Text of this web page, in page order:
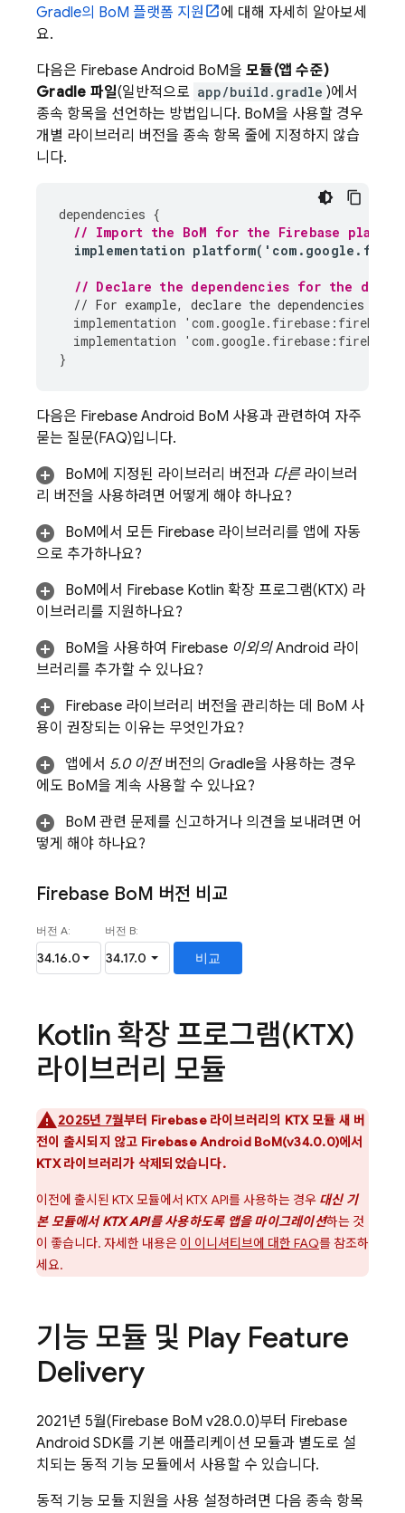
Gradle의 BoM 플랫폼 지원
에 대해 자세히 알아보세
요.
다음은 Firebase Android BoM을 모듈(앱 수준)
Gradle 파일(일반적으로 app/build.gradle )에서
종속 항목을 선언하는 방법입니다. BoM을 사용할 경우
개별 라이브러리 버전을 종속 항목 줄에 지정하지 않습
니다.
dependencies {
// Import the BoM for the Firebase
implementation platform( ' com . google .
// Declare the dependencies for the
// For example, declare the dependencies for
implementation
' com .google. firebase : firebase
implementation
' com .google. firebase : firebase
}
다음은 Firebase Android BoM 사용과 관련하여 자주
묻는 질문(FAQ)입니다.
BoM에 지정된 라이브러리 버전과 다른 라이브러
리 버전을 사용하려면 어떻게 해야 하나요?
BoM에서 모든 Firebase 라이브러리를 앱에 자동
으로 추가하나요?
BoM에서 Firebase Kotlin 확장 프로그램(KTX) 라
이브러리를 지원하나요?
BoM을 사용하여 Firebase 이외의Android 라이
브러리를 추가할 수 있나요?
Firebase 라이브러리 버전을 관리하는 데 BoM 사
용이 권장되는 이유는 무엇인가요?
앱에서 5.0 이전버전의 Gradle을 사용하는 경우
에도 BoM을 계속 사용할 수 있나요?
BoM 관련 문제를 신고하거나 의견을 보내려면 어
떻게 해야 하나요?
Firebase BoM 버전 비교
Kotlin 확장 프로그램(KTX)
라이브러리 모듈
2025년 7월부터 Firebase 라이브러리의 KTX 모듈 새 버
전이 출시되지 않고 Firebase Android BoM(v34.0.0)에서
KTX 라이브러리가 삭제되었습니다.
이전에 출시된 KTX 모듈에서 KTX API를 사용하는 경우 대신 기
본 모듈에서 KTX API를 사용하도록 앱을 마이그레이션하는 것
이 좋습니다. 자세한 내용은 이 이니셔티브에 대한 FAQ를 참조하
세요.
기능 모듈 및 Play Feature
Delivery
2021년 5월(Firebase BoM v28.0.0)부터 Firebase
Android SDK를 기본 애플리케이션 모듈과 별도로 설
치되는 동적 기능 모듈에서 사용할 수 있습니다.
동적 기능 모듈 지원을 사용 설정하려면 다음 종속 항목